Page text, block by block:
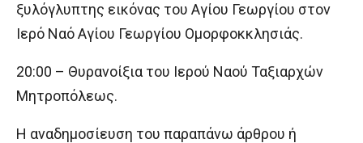
ξυλόγλυπτης εικόνας του Αγίου Γεωργίου στον
Ιερό Ναό Αγίου Γεωργίου Ομορφοκκλησιάς.
20:00 – Θυρανοίξια του Ιερού Ναού Ταξιαρχών
Μητροπόλεως.
H αναδημοσίευση του παραπάνω άρθρου ή